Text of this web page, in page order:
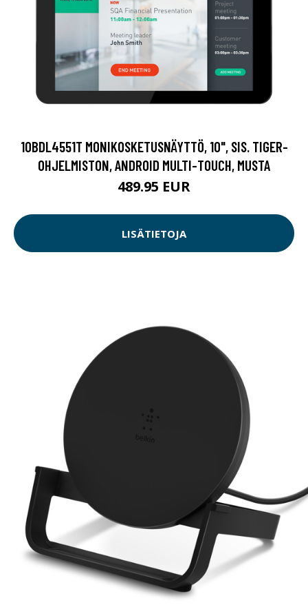
10BDL4551T MONIKOSKETUSNÄYTTÖ, 10", SIS. TIGER-
OHJELMISTON, ANDROID MULTI-TOUCH, MUSTA
489.95 EUR
LISÄTIETOJA